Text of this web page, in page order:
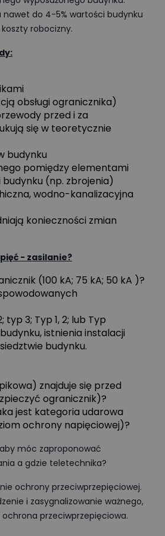
nawet do 4-5% wartości budynku
robocizny.
obsługi ogranicznika)
przed i za
się w teoretycznie
budynku
pomiędzy elementami
(np. zbrojenia)
wodno-kanalizacyjna
konieczności zmian
- zasilanie?
(100 kA; 75 kA; 50 kA )?
3; Typ 1, 2; lub Typ
istnienia instalacji
budynku.
znajduje się przed
ogranicznik)?
jest kategoria udarowa
ochrony napięciowej)?
móc zaproponować
a gdzie teletechnika?
ochrony przeciwprzepięciowej.
i zasygnalizowanie ważnego,
przeciwprzepięciowa.
koniecznością ekonomiczną.
tym artykule analizujemy kluczowe
akumulatorów,
wskazujemy najczęstsze błędy
które decydują
bezawaryjnej pracy instalacji przez
lata.
42Programator czasowy
przez Wi-Fi Zamel exta -
konfiguracji
Automatyka przemysłowa
Nie
udział bezpłatny